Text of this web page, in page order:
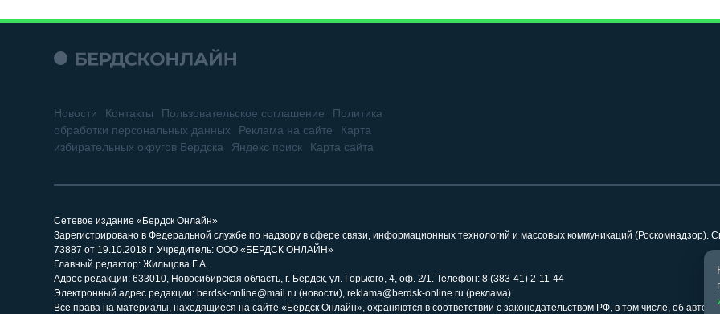
Новости Контакты Пользовательское соглашение
Политика
обработки персональных данных
Реклама на сайте
Карта
избирательных округов Бердска
Яндекс поиск Карта сайта
Сетевое издание «Бердск Онлайн»
Зарегистрировано в Федеральной службе по надзору в сфере связи, информационных технологий и массовых коммуникаций
73887 от 19.10.2018 г. Учредитель: ООО «БЕРДСК ОНЛАЙН»
Главный редактор: Жильцова Г.А.
Адрес редакции: 633010, Новосибирская область, г. Бердск, ул. Горького, 4, оф. 2/1. Телефон: 8 (383-41) 2-11-44
Электронный адрес редакции: berdsk-online@mail.ru (новости), reklama@berdsk-online.ru (реклама)
Все права на материалы, находящиеся на сайте «Бердск Онлайн», охраняются в соответствии с законодательством РФ, в том числе, об